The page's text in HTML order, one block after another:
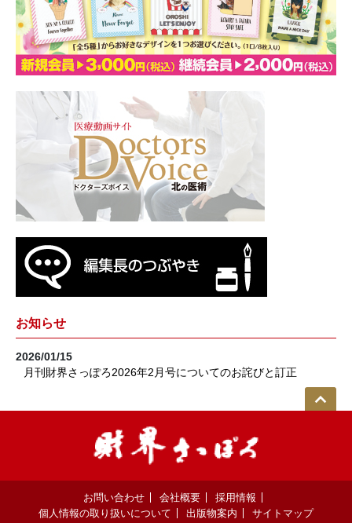
お知らせ
2026/01/15
月刊財界さっぽろ2026年2月号についてのお詫びと訂正
お問い合わせ 会社概要
採用情報
個人情報の取り扱いについて
出版物案内 サイトマップ